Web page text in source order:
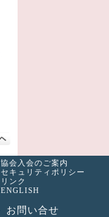
協会入会のご案内
セキュリティポリシー
リンク
ENGLISH
お問い合せ